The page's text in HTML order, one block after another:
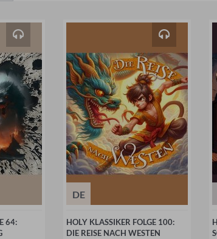
64:
DE
HOLY KLASSIKER FOLGE 100:
DIE REISE NACH WESTEN